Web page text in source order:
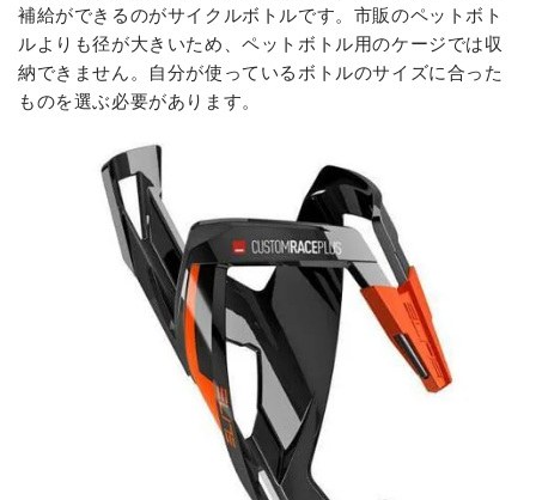
補給ができるのがサイクルボトルです。市販のペットボト
ルよりも径が大きいため、ペットボトル用のケージでは収
納できません。自分が使っているボトルのサイズに合った
ものを選ぶ必要があります。